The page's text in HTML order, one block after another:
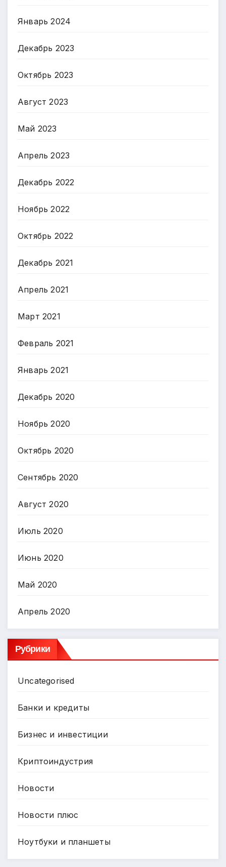
Январь 2024
Декабрь 2023
Октябрь 2023
Август 2023
Май 2023
Апрель 2023
Декабрь 2022
Ноябрь 2022
Октябрь 2022
Декабрь 2021
Апрель 2021
Март 2021
Февраль 2021
Январь 2021
Декабрь 2020
Ноябрь 2020
Октябрь 2020
Сентябрь 2020
Август 2020
Июль 2020
Июнь 2020
Май 2020
Апрель 2020
Рубрики
Uncategorised
Банки и кредиты
Бизнес и инвестиции
Криптоиндустрия
Новости
Новости плюс
Ноутбуки и планшеты